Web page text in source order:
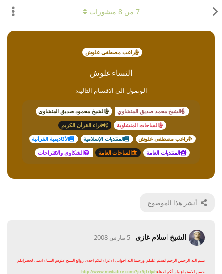
راغب مصطفى غلوش
النساء غلوش
الوصول الي الاقسام التالية:
الشيخ محمد صديق المنشاوي
الشيخ محمود صديق المنشاوى
الساحات المنشاوية
قراء القرأن الكريم
راغب مصطفى غلوش
المنتديات الإسلامية
الأكاديمية القرأنية
المنتديات العامة
الساحات العامة الشكاوى والاقتراحات
أنشر هذا الموضوع
7 من8 منشورات
الشيخ اسلام غازى 5 مارس 2008
بسم الله الرحمن الرحيم السلم عليكم ورحمة الله اخوانى الاعزاء اليكم احدى روائع الشيخ غلوش النساء اتمنى لحضراتكم
حسن الاستماع واسألكم الدعاءhttp://www.mediafire.com/?jtr9j1rljuh